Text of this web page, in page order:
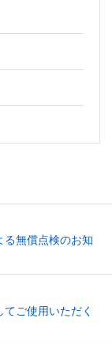
る無償点検のお知
ご使用いただく